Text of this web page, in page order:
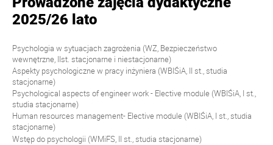
2025/26 lato
Psychologia w sytuacjach zagrożenia (WZ, Bezpieczeństwo
wewnętrzne, IIst. stacjonarne i niestacjonarne)
Aspekty psychologiczne w pracy inżyniera (WBIŚiA, II st., studia
stacjonarne)
Psychological aspects of engineer work - Elective module (WBIŚiA, I st.,
studia stacjonarne)
Human resources management- Elective module (WBIŚiA, I st., studia
stacjonarne)
Wstęp do psychologii (WMiFS, II st., studia stacjonarne)